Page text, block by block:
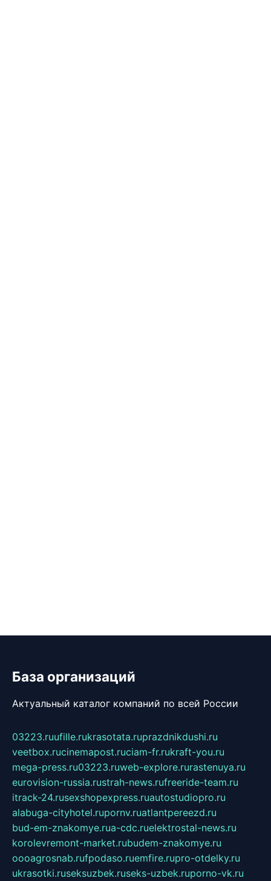
База организаций
Актуальный каталог компаний по всей России
03223.ruufille.rukrasotata.ruprazdnikdushi.ru
veetbox.rucinemapost.ruciam-fr.rukraft-you.ru
mega-press.ru03223.ruweb-explore.rurastenuya.ru
eurovision-russia.rustrah-news.rufreeride-team.ru
itrack-24.rusexshopexpress.ruautostudiopro.ru
alabuga-cityhotel.rupornv.ruatlantpereezd.ru
bud-em-znakomye.rua-cdc.ruelektrostal-news.ru
korolevremont-market.rubudem-znakomye.ru
oooagrosnab.rufpodaso.ruemfire.rupro-otdelky.ru
ukrasotki.ruseksuzbek.ruseks-uzbek.ruporno-vk.ru